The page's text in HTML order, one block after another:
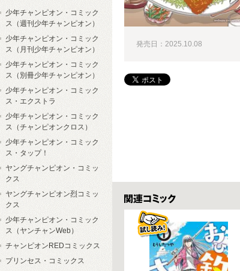
発売日：2025.10.08
関連コミックス
少年チャンピオン・コミック
ス（週刊少年チャンピオン）
少年チャンピオン・コミック
ス（月刊少年チャンピオン）
少年チャンピオン・コミック
ス（別冊少年チャンピオン）
少年チャンピオン・コミック
ス・エクストラ
少年チャンピオン・コミック
ス（チャンピオンクロス）
少年チャンピオン・コミック
ス・タップ！
ヤングチャンピオン・コミッ
クス
ヤングチャンピオン烈コミッ
クス
少年チャンピオン・コミック
ス（ヤンチャンWeb）
チャンピオンREDコミックス
プリンセス・コミックス